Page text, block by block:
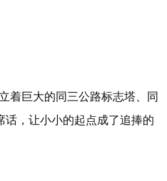
着巨大的同三公路标志塔、同
话，让小小的起点成了追捧的